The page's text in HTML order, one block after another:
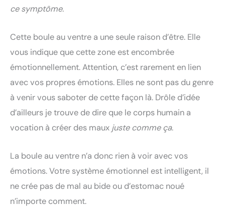
ce symptôme.
Cette boule au ventre a une seule raison d’être. Elle
vous indique que cette zone est encombrée
émotionnellement. Attention, c’est rarement en lien
avec vos propres émotions. Elles ne sont pas du genre
à venir vous saboter de cette façon là. Drôle d’idée
d’ailleurs je trouve de dire que le corps humain a
vocation à créer des maux juste comme ça.
La boule au ventre n’a donc rien à voir avec vos
émotions. Votre système émotionnel est intelligent, il
ne crée pas de mal au bide ou d’estomac noué
n’importe comment.